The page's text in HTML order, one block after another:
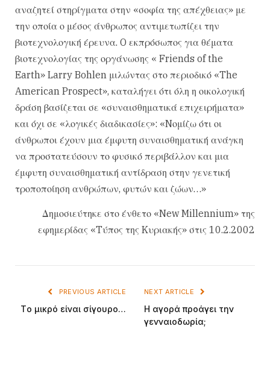
αναζητεί στηρίγματα στην «σοφία της απέχθειας» με
την οποία ο μέσος άνθρωπος αντιμετωπίζει την
βιοτεχνολογική έρευνα. O εκπρόσωπος για θέματα
βιοτεχνολογίας της οργάνωσης « Friends of the
Earth» Larry Bohlen μιλώντας στο περιοδικό «The
American Prospect», καταλήγει ότι όλη η οικολογική
δράση βασίζεται σε «συναισθηματικά επιχειρήματα»
και όχι σε «λογικές διαδικασίες»: «Nομίζω ότι οι
άνθρωποι έχουν μια έμφυτη συναισθηματική ανάγκη
να προστατεύσουν το φυσικό περιβάλλον και μια
έμφυτη συναισθηματική αντίδραση στην γενετική
τροποποίηση ανθρώπων, φυτών και ζώων…»
Δημοσιεύτηκε στο ένθετο «New Millennium» της
εφημερίδας «Tύπος της Kυριακής» στις 10.2.2002
PREVIOUS ARTICLE
Tο μικρό είναι σίγουρο…
NEXT ARTICLE
H αγορά προάγει την
γενναιοδωρία;